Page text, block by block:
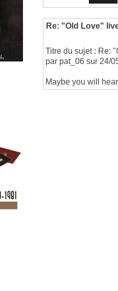
Re: "Old Love"
Titre du sujet : Re:
par pat_06 sur 24/
Maybe you will